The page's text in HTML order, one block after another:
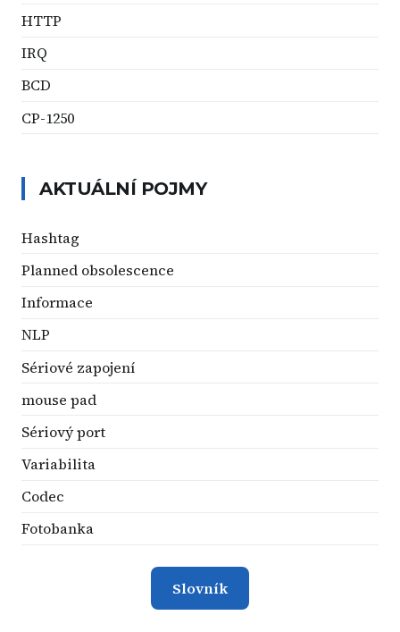
HTTP
IRQ
BCD
CP-1250
AKTUÁLNÍ POJMY
Hashtag
Planned obsolescence
Informace
NLP
Sériové zapojení
mouse pad
Sériový port
Variabilita
Codec
Fotobanka
Slovník